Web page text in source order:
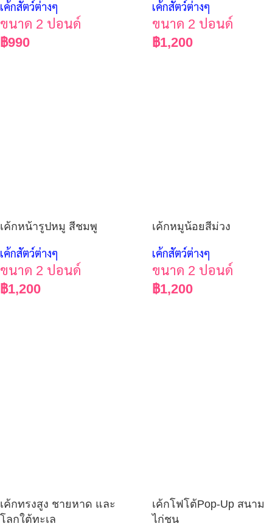
เค้กสัตว์ต่างๆ
ขนาด 2 ปอนด์
฿990
เค้กสัตว์ต่างๆ
ขนาด 2 ปอนด์
฿1,200
เค้กหน้ารูปหมู สีชมพู
เค้กสัตว์ต่างๆ
ขนาด 2 ปอนด์
฿1,200
เค้กหมูน้อยสีม่วง
เค้กสัตว์ต่างๆ
ขนาด 2 ปอนด์
฿1,200
เค้กทรงสูง ชายหาด และ
โลกใต้ทะเล
เค้กโฟโต้Pop-Up สนาม
ไก่ชน